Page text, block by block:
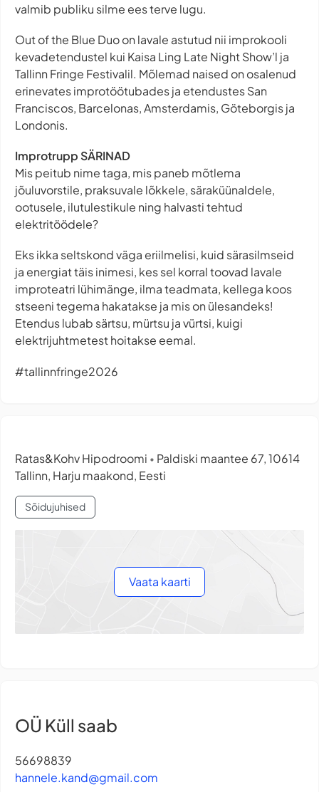
valmib publiku silme ees terve lugu.
Out of the Blue Duo on lavale astutud nii improkooli
kevadetendustel kui Kaisa Ling Late Night Show’l ja
Tallinn Fringe Festivalil. Mõlemad naised on osalenud
erinevates improtöötubades ja etendustes San
Franciscos, Barcelonas, Amsterdamis, Göteborgis ja
Londonis.
Improtrupp SÄRINAD
Mis peitub nime taga, mis paneb mõtlema
jõuluvorstile, praksuvale lõkkele, säraküünaldele,
ootusele, ilutulestikule ning halvasti tehtud
elektritöödele?
Eks ikka seltskond väga eriilmelisi, kuid särasilmseid
ja energiat täis inimesi, kes sel korral toovad lavale
improteatri lühimänge, ilma teadmata, kellega koos
stseeni tegema hakatakse ja mis on ülesandeks!
Etendus lubab särtsu, mürtsu ja vürtsi, kuigi
elektrijuhtmetest hoitakse eemal.
#tallinnfringe2026
Ratas&Kohv Hipodroomi • Paldiski maantee 67, 10614
Tallinn, Harju maakond, Eesti
Sõidujuhised
Vaata kaarti
OÜ Küll saab
56698839
hannele.kand@gmail.com